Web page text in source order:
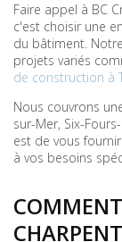
Faire appel à BC
c'est choisir une
du bâtiment.
projets variés
de construction à
Nous couvrons
sur-Mer, Six-
est de vous
à vos besoins